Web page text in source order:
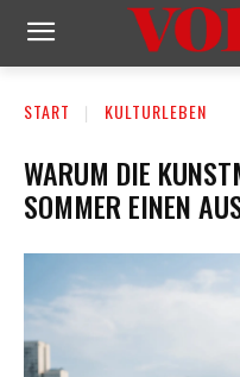
START KULTURLEBEN
WARUM DIE
SOMMER EINEN